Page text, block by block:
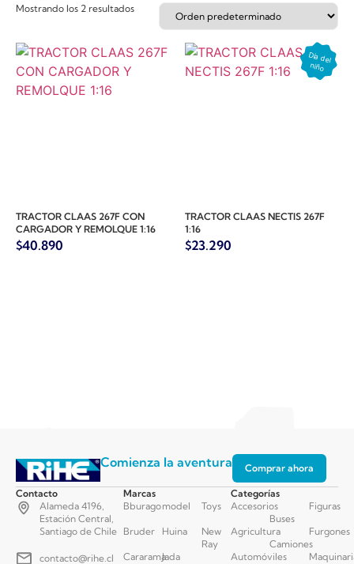
Mostrando los 2 resultados
TRACTOR CLAAS 267F CON
CARGADOR Y REMOLQUE 1:16
$40.890
TRACTOR CLAAS NECTIS 267F
1:16
$23.290
Comienza la aventura Comprar ahora
Contacto
Alameda 4196,
Estación Central,
Santiago de Chile
contacto@rihe.cl
Marcas
Bburago
Bruder
Cararama
model
Huina
Jada
Toys
New
Ray
Categorías
Accesorios
Agricultura
Automóviles
Buses
Camiones
Figuras
Furgones